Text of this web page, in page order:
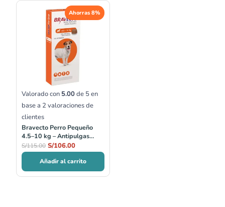
Ahorras 8%
Valorado con 5.00de 5 en
base a 2 valoraciones de
clientes
Bravecto Perro Pequeño
4.5–10 kg – Antipulgas
masticable 3 meses
S/115.00
precio
original
era:
S/115.00.
S/106.00
El
precio
actual
S/106.00.
Añadir al carrito